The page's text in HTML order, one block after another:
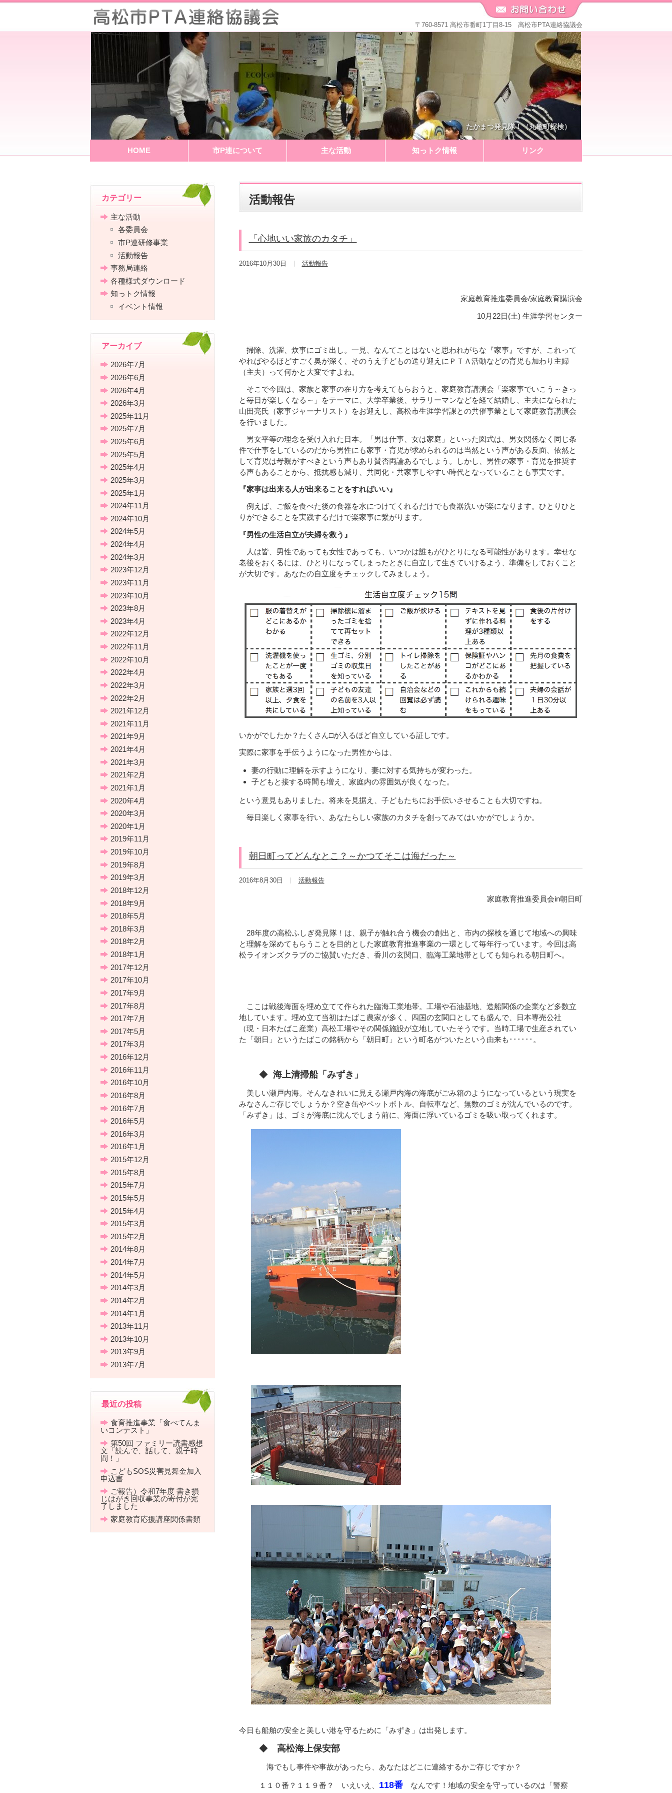
〒760-8571 高松市番町1丁目8-15 高松市PTA連絡協議会
たかまつ発見隊！（丸亀町探検）
HOME 市P連について 主な活動 知っトク情報 リンク
活動報告
「心地いい家族のカタチ」
2016年10月30日 活動報告
家庭教育推進委員会/家庭教育講演会
10月22日(土) 生涯学習センター
掃除、洗濯、炊事にゴミ出し。一見、なんてことはないと思われがちな『家事』ですが、これって
やればやるほどすごく奥が深く、そのうえ子どもの送り迎えにＰＴＡ活動などの育児も加わり主婦
（主夫）って何かと大変ですよね。
そこで今回は、家族と家事の在り方を考えてもらおうと、家庭教育講演会「楽家事でいこう～きっ
と毎日が楽しくなる～」をテーマに、大学卒業後、サラリーマンなどを経て結婚し、主夫になられた
山田亮氏（家事ジャーナリスト）をお迎えし、高松市生涯学習課との共催事業として家庭教育講演会
を行いました。
男女平等の理念を受け入れた日本。「男は仕事、女は家庭」といった図式は、男女関係なく同じ条
件で仕事をしているのだから男性にも家事・育児が求められるのは当然という声がある反面、依然と
して育児は母親がすべきという声もあり賛否両論あるでしょう。しかし、男性の家事・育児を推奨す
る声もあることから、抵抗感も減り、共同化・共家事しやすい時代となっていることも事実です。
『家事は出来る人が出来ることをすればいい』
例えば、ご飯を食べた後の食器を水につけてくれるだけでも食器洗いが楽になります。ひとりひと
りができることを実践するだけで楽家事に繋がります。
『男性の生活自立が夫婦を救う』
人は皆、男性であっても女性であっても、いつかは誰もがひとりになる可能性があります。幸せな
老後をおくるには、ひとりになってしまったときに自立して生きていけるよう、準備をしておくこと
が大切です。あなたの自立度をチェックしてみましょう。
いかがでしたか？たくさん□が入るほど自立している証しです。
実際に家事を手伝うようになった男性からは、
妻の行動に理解を示すようになり、妻に対する気持ちが変わった。
子どもと接する時間も増え、家庭内の雰囲気が良くなった。
という意見もありました。将来を見据え、子どもたちにお手伝いさせることも大切ですね。
毎日楽しく家事を行い、あなたらしい家族のカタチを創ってみてはいかがでしょうか。
朝日町ってどんなとこ？～かつてそこは海だった～
2016年8月30日 活動報告
家庭教育推進委員会in朝日町
28年度の高松ふしぎ発見隊！は、親子が触れ合う機会の創出と、市内の探検を通じて地域への興味
と理解を深めてもらうことを目的とした家庭教育推進事業の一環として毎年行っています。今回は高
松ライオンズクラブのご協賛いただき、香川の玄関口、臨海工業地帯としても知られる朝日町へ。
ここは戦後海面を埋め立てて作られた臨海工業地帯。工場や石油基地、造船関係の企業など多数立
地しています。埋め立て当初はたばこ農家が多く、四国の玄関口としても盛んで、日本専売公社
（現・日本たばこ産業）高松工場やその関係施設が立地していたそうです。当時工場で生産されてい
た「朝日」というたばこの銘柄から「朝日町」という町名がついたという由来も･･････。
◆ 海上清掃船「みずき」
美しい瀬戸内海。そんなきれいに見える瀬戸内海の海底がごみ箱のようになっているという現実を
みなさんご存じでしょうか？空き缶やペットボトル、自転車など、無数のゴミが沈んでいるのです。
「みずき」は、ゴミが海底に沈んでしまう前に、海面に浮いているゴミを吸い取ってくれます。
今日も船舶の安全と美しい港を守るために「みずき」は出発します。
◆ 高松海上保安部
海でもし事件や事故があったら、あなたはどこに連絡するかご存じですか？
１１０番？１１９番？ いえいえ、 なんです！地域の安全を守っているのは「警察
カテゴリー
主な活動
各委員会
市P連研修事業
活動報告
事務局連絡
各種様式ダウンロード
知っトク情報
イベント情報
アーカイブ
2026年7月
2026年6月
2026年4月
2026年3月
2025年11月
2025年7月
2025年6月
2025年5月
2025年4月
2025年3月
2025年1月
2024年11月
2024年10月
2024年5月
2024年4月
2024年3月
2023年12月
2023年11月
2023年10月
2023年8月
2023年4月
2022年12月
2022年11月
2022年10月
2022年4月
2022年3月
2022年2月
2021年12月
2021年11月
2021年9月
2021年4月
2021年3月
2021年2月
2021年1月
2020年4月
2020年3月
2020年1月
2019年11月
2019年10月
2019年8月
2019年3月
2018年12月
2018年9月
2018年5月
2018年3月
2018年2月
2018年1月
2017年12月
2017年10月
2017年9月
2017年8月
2017年7月
2017年5月
2017年3月
2016年12月
2016年11月
2016年10月
2016年8月
2016年7月
2016年5月
2016年3月
2016年1月
2015年12月
2015年8月
2015年7月
2015年5月
2015年4月
2015年3月
2015年2月
2014年8月
2014年7月
2014年5月
2014年3月
2014年2月
2014年1月
2013年11月
2013年10月
2013年9月
2013年7月
最近の投稿
食育推進事業「食べてんま
いコンテスト」
第50回 ファミリー読書感想
文「読んで、話して、親子時
間！」
こどもSOS災害見舞金加入
申込書
ご報告）令和7年度 書き損
じはがき回収事業の寄付が完
了しました
家庭教育応援講座関係書類